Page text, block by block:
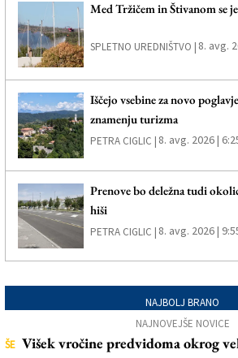
Med Tržičem in Štivanom se
SPLETNO UREDNIŠTVO | 8. avg.
Iščejo vsebine za novo
znamenju turizma
PETRA CIGLIC | 8. avg. 2026 |
Prenove bo deležna tudi
hiši
PETRA CIGLIC | 8. avg. 2026 |
NAJBOLJ BRANO
NAJNOVEJŠE NOVICE
ŠE Višek vročine predvidoma okrog